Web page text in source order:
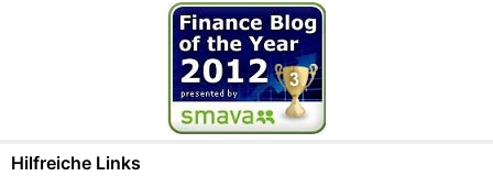
Hilfreiche Links